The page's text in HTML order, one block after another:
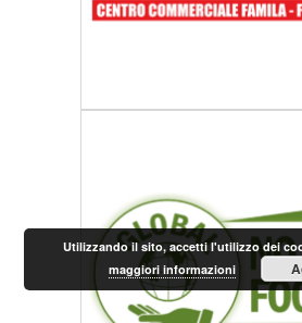
Utilizzando il sito, accetti l'utilizzo dei
maggiori informazioni